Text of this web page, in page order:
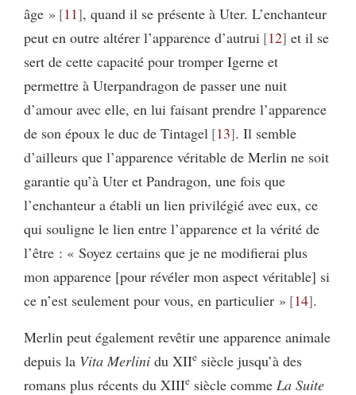
âge » 11 , quand il se présente à Uter. L’enchanteur
peut en outre altérer l’apparence d’autrui 12 et il se
sert de cette capacité pour tromper Igerne et
permettre à Uterpandragon de passer une nuit
d’amour avec elle, en lui faisant prendre l’apparence
de son époux le duc de Tintagel 13 . Il semble
d’ailleurs que l’apparence véritable de Merlin ne soit
garantie qu’à Uter et Pandragon, une fois que
l’enchanteur a établi un lien privilégié avec eux, ce
qui souligne le lien entre l’apparence et la vérité de
l’être : « Soyez certains que je ne modifierai plus
mon apparence [pour révéler mon aspect véritable] si
ce n’est seulement pour vous, en particulier » 14 .
Merlin peut également revêtir une apparence animale
depuis la Vita Merlini du XIIe siècle jusqu’à des
romans plus récents du XIIIe siècle comme La Suite